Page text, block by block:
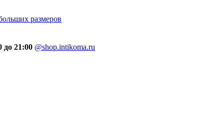
до 21:00 @shop.intikoma.ru